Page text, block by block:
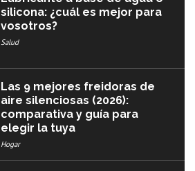
silicona: ¿cuál es mejor para
vosotros?
Salud
Las 9 mejores freidoras de
aire silenciosas (2026):
comparativa y guía para
elegir la tuya
Hogar